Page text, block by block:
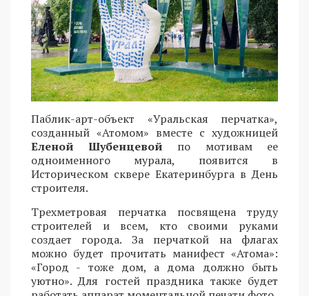
Паблик-арт-объект «Уральская перчатка»,
созданный «Атомом» вместе с художницей
Еленой Шубенцевой по мотивам ее
одноименного мурала, появится в
Историческом сквере Екатеринбурга в День
строителя.
Трехметровая перчатка посвящена труду
строителей и всем, кто своими руками
создает города. За перчаткой на флагах
можно будет прочитать манифест «Атома»:
«Город - тоже дом, а дома должно быть
уютно». Для гостей праздника также будет